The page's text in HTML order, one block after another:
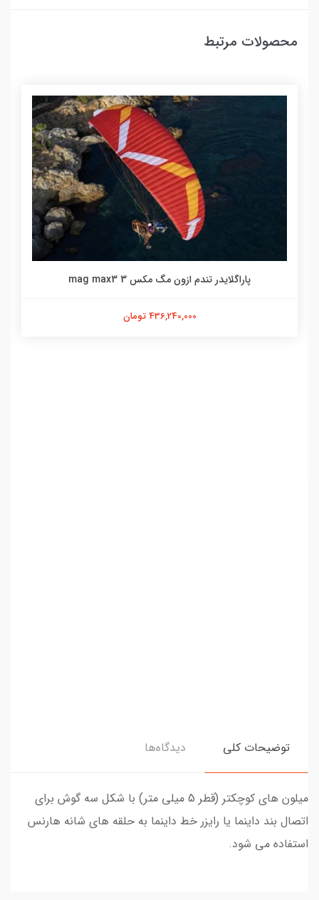
محصولات مرتبط
پاراگلایدر تندم ازون مگ مکس 3 mag max3
436,240,000 تومان
توضیحات کلی دیدگاه‌ها
میلون های کوچکتر (قطر 5 میلی متر) با شکل سه گوش برای
اتصال بند داینما یا رایزر خط داینما به حلقه های شانه هارنس
استفاده می شود.